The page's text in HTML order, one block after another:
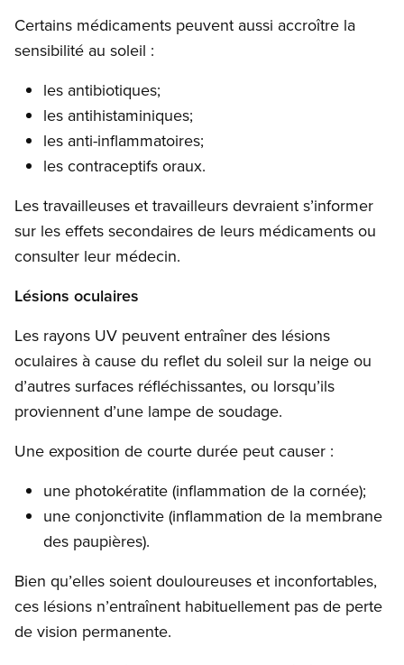
Certains médicaments peuvent aussi accroître la
sensibilité au soleil :
les antibiotiques;
les antihistaminiques;
les anti-inflammatoires;
les contraceptifs oraux.
Les travailleuses et travailleurs devraient s’informer
sur les effets secondaires de leurs médicaments ou
consulter leur médecin.
Lésions oculaires
Les rayons UV peuvent entraîner des lésions
oculaires à cause du reflet du soleil sur la neige ou
d’autres surfaces réfléchissantes, ou lorsqu’ils
proviennent d’une lampe de soudage.
Une exposition de courte durée peut causer :
une photokératite (inflammation de la cornée);
une conjonctivite (inflammation de la membrane
des paupières).
Bien qu’elles soient douloureuses et inconfortables,
ces lésions n’entraînent habituellement pas de perte
de vision permanente.